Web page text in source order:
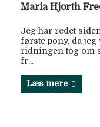
Jeg har redet
første pony, da
ridningen tog om
fr...
Læs mere